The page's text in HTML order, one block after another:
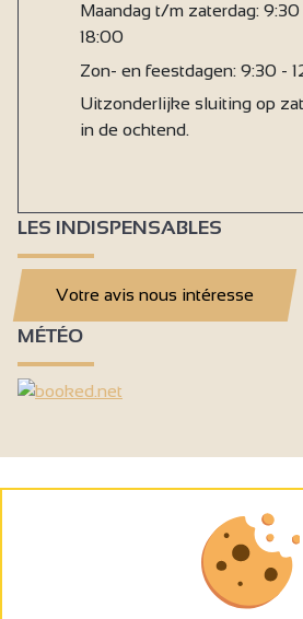
Maandag t/m zaterdag:
18:00
Zon- en feestdagen: 9:30 -
Uitzonderlijke sluiting op
in de ochtend.
LES INDISPENSABLES
Votre avis nous intéresse
MÉTÉO